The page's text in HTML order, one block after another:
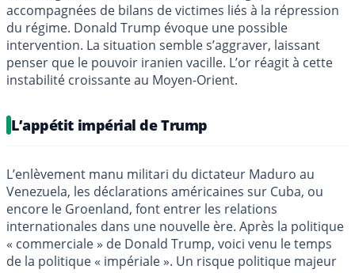
accompagnées de bilans de victimes liés à la répression
du régime. Donald Trump évoque une possible
intervention. La situation semble s’aggraver, laissant
penser que le pouvoir iranien vacille. L’or réagit à cette
instabilité croissante au Moyen-Orient.
L’appétit impérial de Trump
L’enlèvement manu militari du dictateur Maduro au
Venezuela, les déclarations américaines sur Cuba, ou
encore le Groenland, font entrer les relations
internationales dans une nouvelle ère. Après la politique
« commerciale » de Donald Trump, voici venu le temps
de la politique « impériale ». Un risque politique majeur